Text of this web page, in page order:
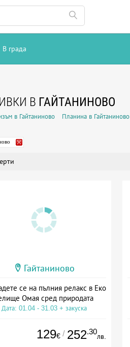
В града
В ГАЙТАНИНОВО
в Гайтаниново Планина в Гайтаниново
Гайтаниново
се на пълния релакс в Еко
Омая сред природата
Дата: 01.04 - 31.03 + закуска
129€ / 252.30
лв.